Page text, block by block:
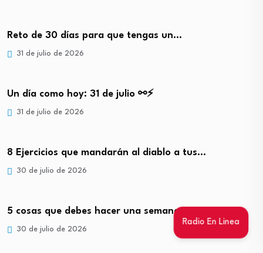
Radio En Linea
Reto de 30 días para que tengas un…
31 de julio de 2026
Un día como hoy: 31 de julio ⚯⚡
31 de julio de 2026
8 Ejercicios que mandarán al diablo a tus…
30 de julio de 2026
5 cosas que debes hacer una semana antes…
30 de julio de 2026